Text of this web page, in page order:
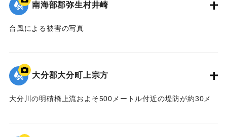
南海部郡弥生村井崎
台風による被害の写真
｜固有コード:00635013
大分郡大分町上宗方
大分川の明磧橋上流およそ500メートル付近の堤防が約30メ
は地区の人たち総出で後片付けを行っている様子。